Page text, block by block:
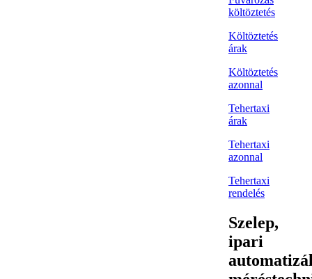
költöztetés
Költöztetés
árak
Költöztetés
azonnal
Tehertaxi
árak
Tehertaxi
azonnal
Tehertaxi
rendelés
Szelep,
ipari